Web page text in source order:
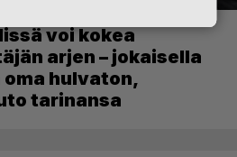
voi kokea
arjen – jokaisella
hulvaton,
tarinansa